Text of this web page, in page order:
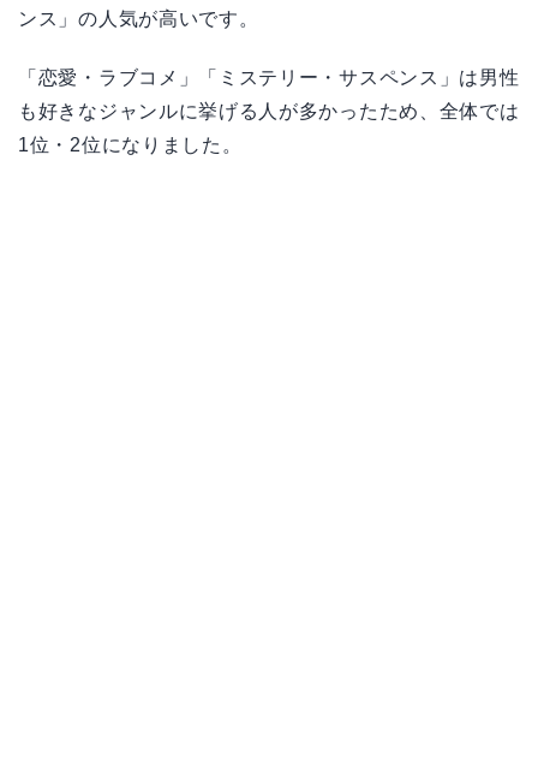
ンス」の人気が高いです。
「恋愛・ラブコメ」「ミステリー・サスペンス」は男性
も好きなジャンルに挙げる人が多かったため、全体では
1位・2位になりました。